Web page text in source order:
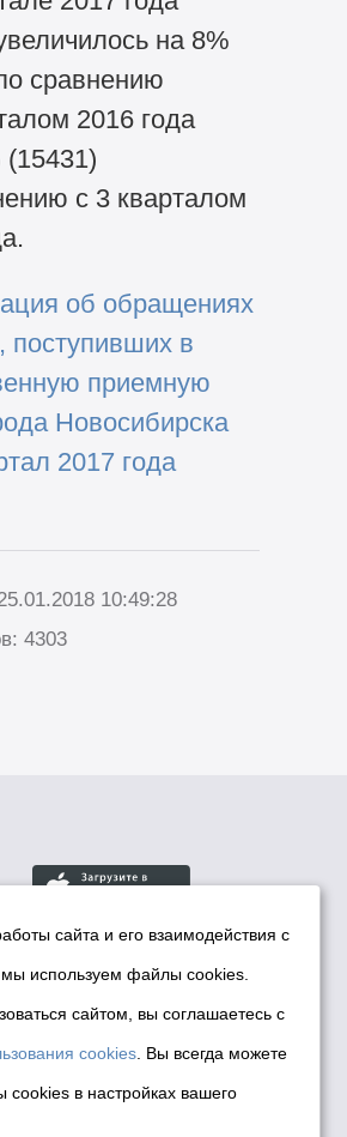
на 8%
сравнению
2016 года
(15431)
с 3 кварталом
об обращениях
поступивших в
приемную
Новосибирска
2017 года
10:49:28
4303
политики мэрии
2026
Cookies
персональных
системах
сайта и его взаимодействия с
используем файлы cookies.
сайтом, вы соглашаетесь с
cookies . Вы всегда можете
cookies в настройках вашего